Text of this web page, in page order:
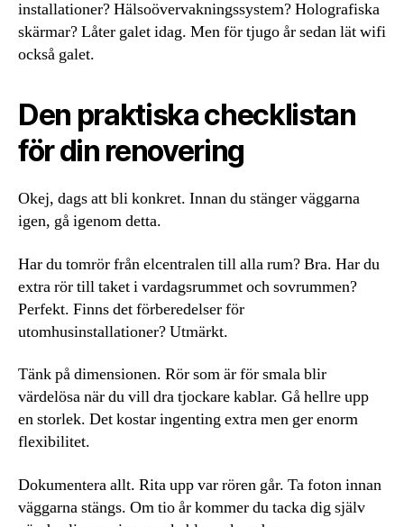
installationer? Hälsoövervakningssystem? Holografiska
skärmar? Låter galet idag. Men för tjugo år sedan lät wifi
också galet.
Den praktiska checklistan
för din renovering
Okej, dags att bli konkret. Innan du stänger väggarna
igen, gå igenom detta.
Har du tomrör från elcentralen till alla rum? Bra. Har du
extra rör till taket i vardagsrummet och sovrummen?
Perfekt. Finns det förberedelser för
utomhusinstallationer? Utmärkt.
Tänk på dimensionen. Rör som är för smala blir
värdelösa när du vill dra tjockare kablar. Gå hellre upp
en storlek. Det kostar ingenting extra men ger enorm
flexibilitet.
Dokumentera allt. Rita upp var rören går. Ta foton innan
väggarna stängs. Om tio år kommer du tacka dig själv